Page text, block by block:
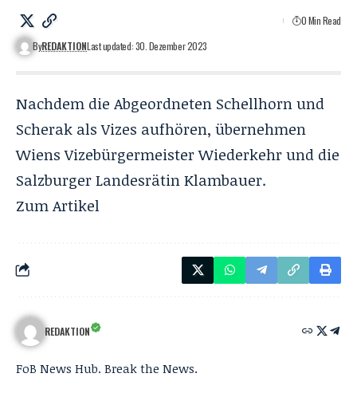
ByREDAKTIONLast updated: 30. Dezember 2023
0 Min Read
Nachdem die Abgeordneten Schellhorn und
Scherak als Vizes aufhören, übernehmen
Wiens Vizebürgermeister Wiederkehr und die
Salzburger Landesrätin Klambauer.
ZumArtikel
REDAKTION
FoB News Hub. Break the News.